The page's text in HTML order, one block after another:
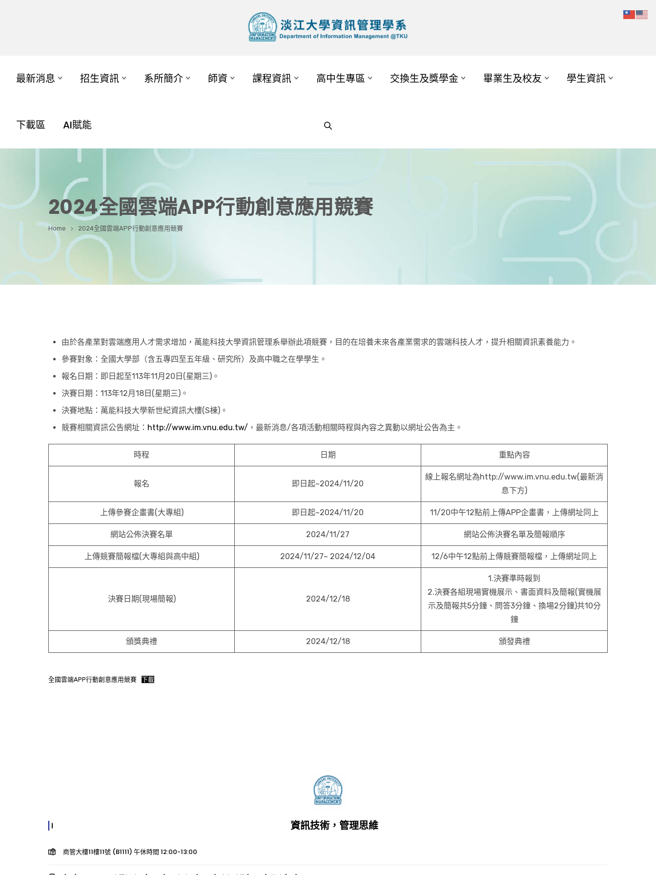
最新消息 招生資訊 系所簡介 師資 課程資訊 高中生專區 交換生及獎學金 畢業生及校友 學生資訊
下載區 AI賦能
2024全國雲端APP行動創意應用競賽
Home 2024全國雲端APP行動創意應用競賽
由於各產業對雲端應用人才需求增加，萬能科技大學資訊管理系舉辦此項競賽，目的在培養未來各產業需求的雲端科技人才，提升相關資訊素養能力。
參賽對象：全國大學部（含五專四至五年級、研究所）及高中職之在學學生。
報名日期：即日起至113年11月20日(星期三)。
決賽日期：113年12月18日(星期三)。
決賽地點：萬能科技大學新世紀資訊大樓(S棟)。
競賽相關資訊公告網址： http://www.im.vnu.edu.tw/ ，最新消息/各項活動相關時程與內容之異動以網址公告為主。
時程 日期 重點內容
報名 即日起~2024/11/20
線上報名網址為http://www.im.vnu.edu.tw(最新消
息下方)
上傳參賽企畫書(大專組) 即日起~2024/11/20 11/20中午12點前上傳APP企畫書，上傳網址同上
網站公佈決賽名單 2024/11/27 網站公佈決賽名單及簡報順序
上傳競賽簡報檔(大專組與高中組) 2024/11/27~ 2024/12/04 12/6中午12點前上傳競賽簡報檔，上傳網址同上
決賽日期(現場簡報) 2024/12/18
1.決賽準時報到
2.決賽各組現場實機展示、書面資料及簡報(實機展
示及簡報共5分鐘、問答3分鐘、換場2分鐘)共10分
鐘
頒獎典禮 2024/12/18 頒發典禮
全國雲端APP行動創意應用競賽 下載
資訊技術，管理思維
商管大樓11樓11號 (B1111) 午休時間 12:00-13:00